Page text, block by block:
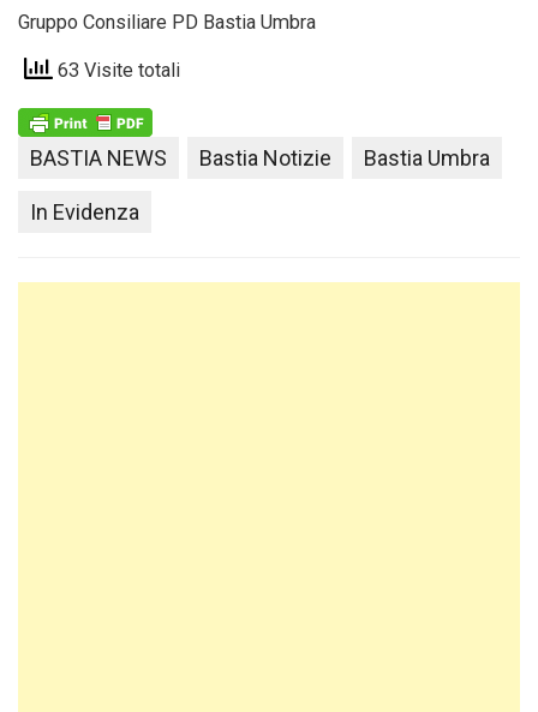
Gruppo Consiliare PD Bastia Umbra
63 Visite totali
BASTIA NEWS Bastia Notizie Bastia Umbra
In Evidenza